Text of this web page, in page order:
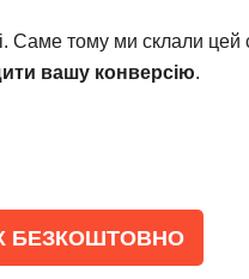
Саме тому ми склали цей
вашу конверсію.
БЕЗКОШТОВНО